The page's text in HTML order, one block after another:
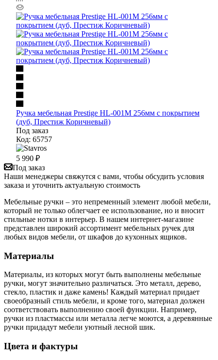
Ручка мебельная Prestige HL-001M 256мм с покрытием
(дуб, Престиж Коричневый)
Под заказ
Код: 65757
5 990 ₽
Под заказ
Наши менеджеры свяжутся с вами, чтобы обсудить условия
заказа и уточнить актуальную стоимость
Мебельные ручки – это непременный элемент любой мебели,
который не только облегчает ее использование, но и вносит
стильные нотки в интерьер. В нашем интернет-магазине
представлен широкий ассортимент мебельных ручек для
любых видов мебели, от шкафов до кухонных ящиков.
Материалы
Материалы, из которых могут быть выполнены мебельные
ручки, могут значительно различаться. Это металл, дерево,
стекло, пластик и даже камень! Каждый материал придает
своеобразный стиль мебели, и кроме того, материал должен
соответствовать выполнению своей функции. Например,
ручки из пластмассы или металла легче моются, а деревянные
ручки придадут мебели уютный лесной шик.
Цвета и фактуры